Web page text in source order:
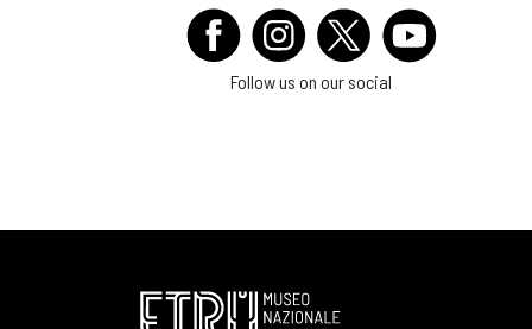
Follow us on our social